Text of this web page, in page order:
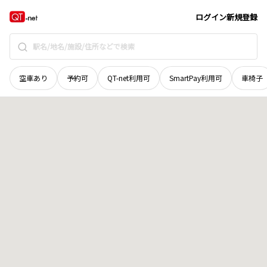
ログイン新規登録
空車あり 予約可 QT-net利用可 SmartPay利用可 車椅子
山口県